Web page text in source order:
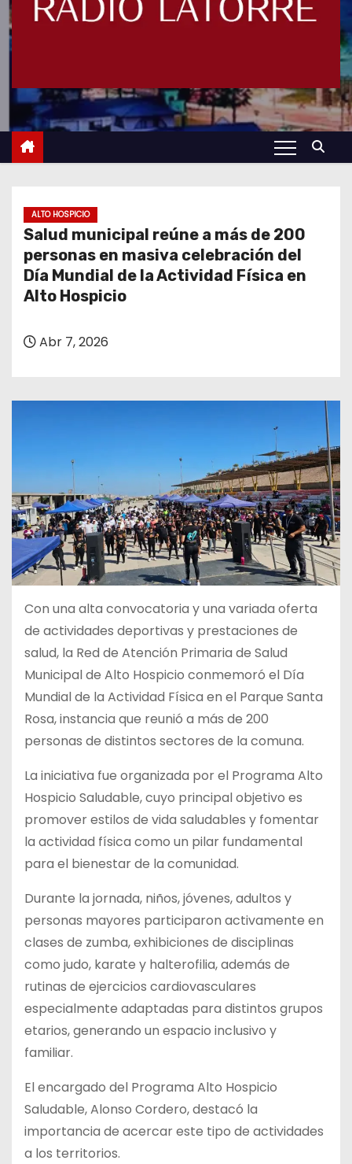
ALTO HOSPICIO
Salud municipal reúne a más de 200
personas en masiva celebración del
Día Mundial de la Actividad Física en
Alto Hospicio
Abr 7, 2026
Con una alta convocatoria y una variada oferta
de actividades deportivas y prestaciones de
salud, la Red de Atención Primaria de Salud
Municipal de Alto Hospicio conmemoró el Día
Mundial de la Actividad Física en el Parque Santa
Rosa, instancia que reunió a más de 200
personas de distintos sectores de la comuna.
La iniciativa fue organizada por el Programa Alto
Hospicio Saludable, cuyo principal objetivo es
promover estilos de vida saludables y fomentar
la actividad física como un pilar fundamental
para el bienestar de la comunidad.
Durante la jornada, niños, jóvenes, adultos y
personas mayores participaron activamente en
clases de zumba, exhibiciones de disciplinas
como judo, karate y halterofilia, además de
rutinas de ejercicios cardiovasculares
especialmente adaptadas para distintos grupos
etarios, generando un espacio inclusivo y
familiar.
El encargado del Programa Alto Hospicio
Saludable, Alonso Cordero, destacó la
importancia de acercar este tipo de actividades
a los territorios.